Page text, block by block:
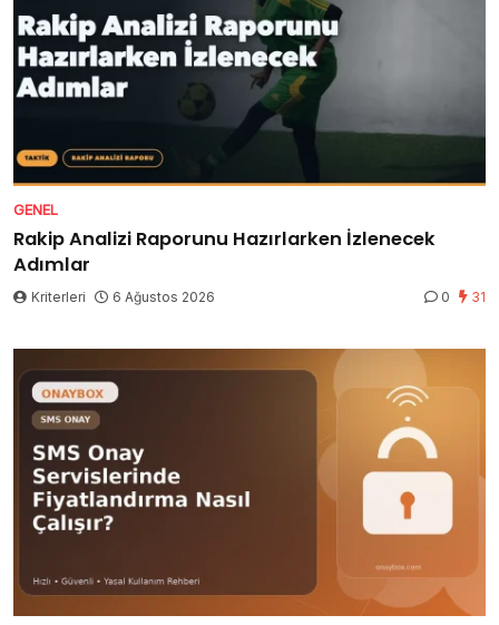
GENEL
Rakip Analizi Raporunu Hazırlarken İzlenecek
Adımlar
Kriterleri 6 Ağustos 2026 0 31